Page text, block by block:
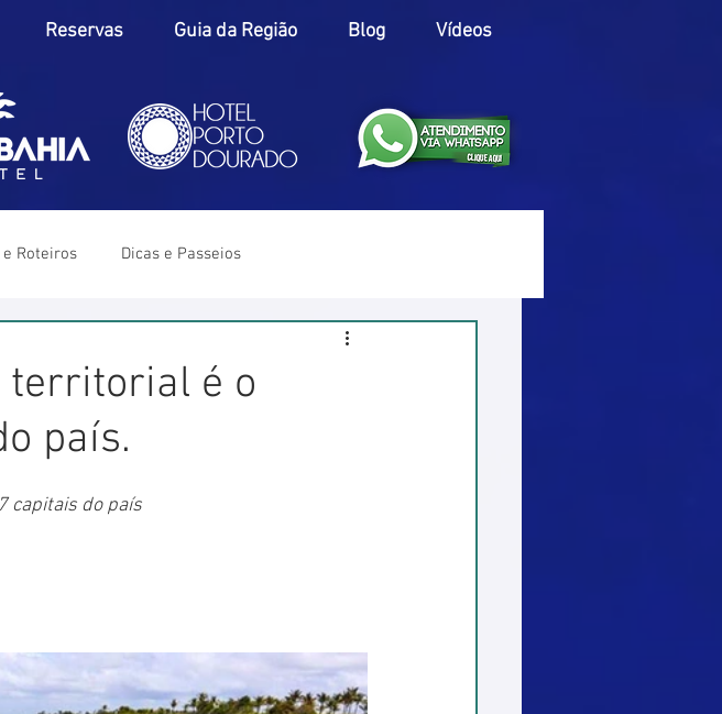
Reservas Guia da Região Blog Vídeos
e Roteiros Dicas e Passeios
territorial é o
país.
capitais do país